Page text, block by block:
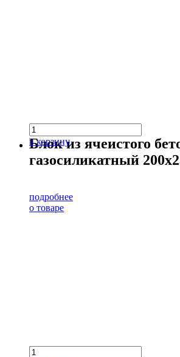
в корзину
Блок из ячеистого
газосиликатный
подробнее
о товаре